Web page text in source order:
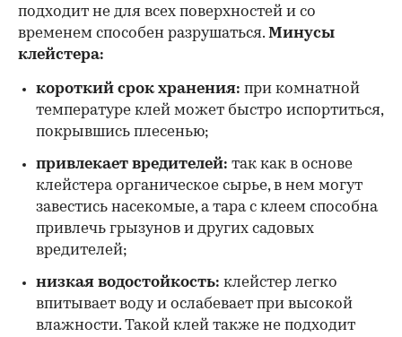
подходит не для всех поверхностей и со
временем способен разрушаться. Минусы
клейстера:
короткий срок хранения: при комнатной
температуре клей может быстро испортиться,
покрывшись плесенью;
привлекает вредителей: так как в основе
клейстера органическое сырье, в нем могут
завестись насекомые, а тара с клеем способна
привлечь грызунов и других садовых
вредителей;
низкая водостойкость: клейстер легко
впитывает воду и ослабевает при высокой
влажности. Такой клей также не подходит